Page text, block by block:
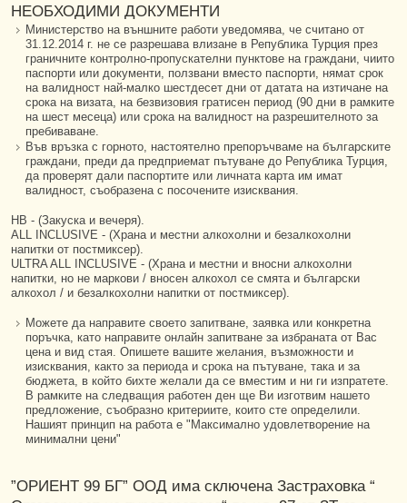
НЕОБХОДИМИ ДОКУМЕНТИ
Министерство на външните работи уведомява, че считано от
31.12.2014 г. не се разрешава влизане в Република Турция през
граничните контролно-пропускателни пунктове на граждани, чиито
паспорти или документи, ползвани вместо паспорти, нямат срок
на валидност най-малко шестдесет дни от датата на изтичане на
срока на визата, на безвизовия гратисен период (90 дни в рамките
на шест месеца) или срока на валидност на разрешителното за
пребиваване.
Във връзка с горното, настоятелно препоръчваме на българските
граждани, преди да предприемат пътуване до Република Турция,
да проверят дали паспортите или личната карта им имат
валидност, съобразена с посочените изисквания.
HB - (Закуска и вечеря).
ALL INCLUSIVE - (Храна и местни алкохолни и безалкохолни
напитки от постмиксер).
ULTRA ALL INCLUSIVE - (Храна и местни и вносни алкохолни
напитки, но не маркови / вносен алкохол се смята и български
алкохол / и безалкохолни напитки от постмиксер).
Можете да направите своето запитване, заявка или конкретна
поръчка, като направите онлайн запитване за избраната от Вас
цена и вид стая. Опишете вашите желания, възможности и
изисквания, както за периода и срока на пътуване, така и за
бюджета, в който бихте желали да се вместим и ни ги изпратете.
В рамките на следващия работен ден ще Ви изготвим нашето
предложение, съобразно критериите, които сте определили.
Нашият принцип на работа е "Максимално удовлетворение на
минимални цени"
”ОРИЕНТ 99 БГ” ООД има сключена Застраховка “